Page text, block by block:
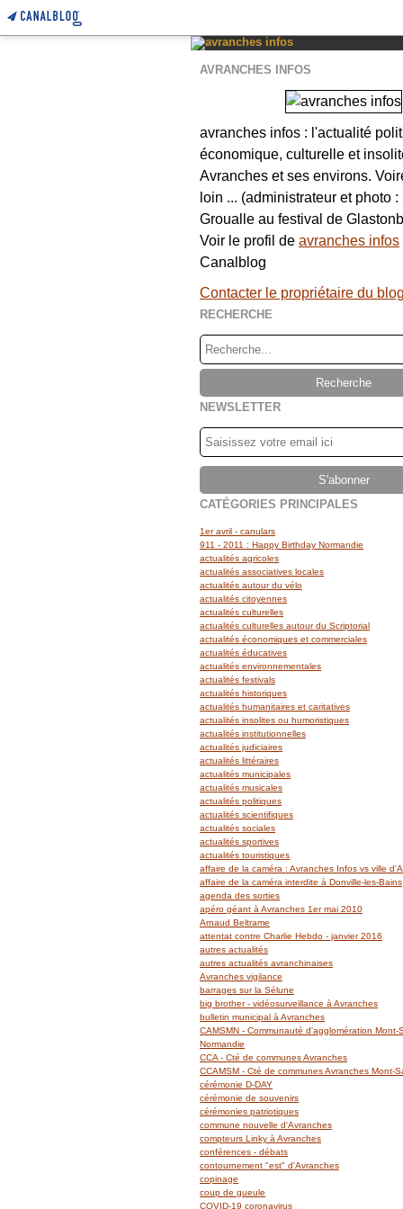
AVRANCHES INFOS
avranches infos : l'actualité
économique, culturelle et
Avranches et ses environs.
loin ... (administrateur et photo
Groualle au festival de
Voir le profil de avranches infos
Canalblog
Contacter le propriétaire du blog
RECHERCHE
NEWSLETTER
CATÉGORIES PRINCIPALES
1er avril - canulars
911 - 2011 : Happy Birthday Normandie
actualités agricoles
actualités associatives locales
actualités autour du vélo
actualités citoyennes
actualités culturelles
actualités culturelles autour du Scriptorial
actualités économiques et commerciales
actualités éducatives
actualités environnementales
actualités festivals
actualités historiques
actualités humanitaires et caritatives
actualités insolites ou humoristiques
actualités institutionnelles
actualités judiciaires
actualités littéraires
actualités municipales
actualités musicales
actualités politiques
actualités scientifiques
actualités sociales
actualités sportives
actualités touristiques
affaire de la caméra : Avranches Infos vs ville
affaire de la caméra interdite à Donville-les-Bains
agenda des sorties
apéro géant à Avranches 1er mai 2010
Arnaud Beltrame
attentat contre Charlie Hebdo - janvier 2016
autres actualités
autres actualités avranchinaises
Avranches vigilance
barrages sur la Sélune
big brother - vidéosurveillance à Avranches
bulletin municipal à Avranches
CAMSMN - Communauté d'agglomération Mont-
Normandie
CCA - Cté de communes Avranches
CCAMSM - Cté de communes Avranches Mont-
cérémonie D-DAY
cérémonie de souvenirs
cérémonies patriotiques
commune nouvelle d'Avranches
compteurs Linky à Avranches
conférences - débats
contournement "est" d'Avranches
copinage
coup de gueule
COVID-19 coronavirus